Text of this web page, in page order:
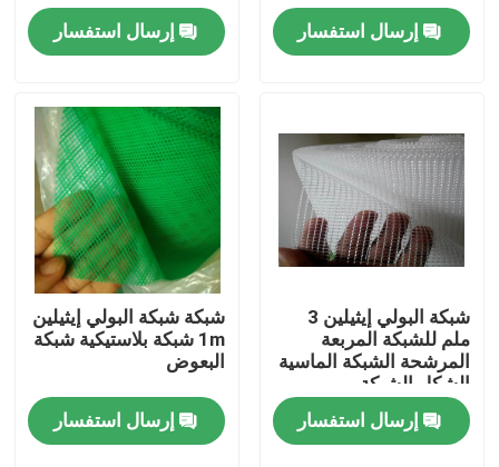
منزل
المنتجات
إرسال استفسار
إرسال استفسار
شبكة البولي إيثيلين 3
ملم للشبكة المربعة
المرشحة الشبكة الماسية
الشكل الشبكة
إرسال استفسار
شبكة شبكة البولي إيثيلين
1m شبكة بلاستيكية شبكة
البعوض
إرسال استفسار